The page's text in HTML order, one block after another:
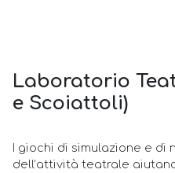
Laboratorio
e Scoiattoli)
I giochi di simulazione e di
dell’attività teatrale